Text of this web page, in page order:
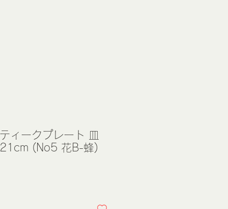
ィークプレート 皿
(No5 花B-蜂)